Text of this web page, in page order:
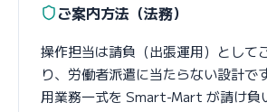
ご案内方法（法務）
操作担当は請負（出張運用）として
り、労働者派遣に当たらない設計で
用業務一式を Smart-Mart が請け負